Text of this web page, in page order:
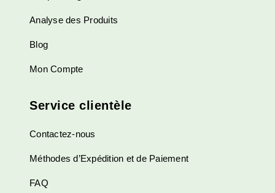
Analyse des Produits
Blog
Mon Compte
Service clientèle
Contactez-nous
Méthodes d’Expédition et de Paiement
FAQ